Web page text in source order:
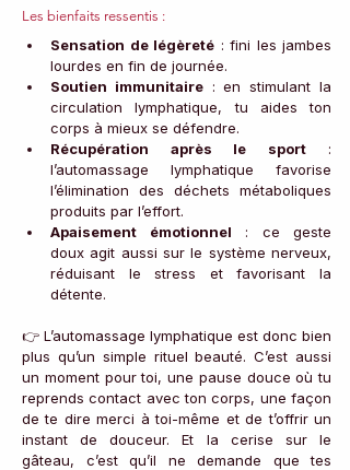
Les bienfaits ressentis :
Sensation de légèreté : fini les jambes
lourdes en fin de journée.
Soutien immunitaire : en stimulant la
circulation lymphatique, tu aides ton
corps à mieux se défendre.
Récupération après le sport :
l’automassage lymphatique favorise
l’élimination des déchets métaboliques
produits par l’effort.
Apaisement émotionnel : ce geste
doux agit aussi sur le système nerveux,
réduisant le stress et favorisant la
détente.
👉 L’automassage lymphatique est donc bien
plus qu’un simple rituel beauté. C’est aussi
un moment pour toi, une pause douce où tu
reprends contact avec ton corps, une façon
de te dire merci à toi-même et de t’offrir un
instant de douceur. Et la cerise sur le
gâteau, c’est qu’il ne demande que tes